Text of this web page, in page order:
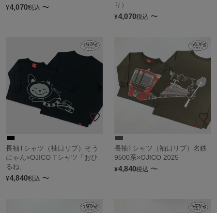
¥4,070税込 〜
り）
¥4,070税込 〜
長袖Tシャツ（袖口リブ）そう
にゃん×OJICO Tシャツ「おひ
るね」
¥4,840税込 〜
長袖Tシャツ（袖口リブ）名鉄
9500系×OJICO 2025
¥4,840税込 〜